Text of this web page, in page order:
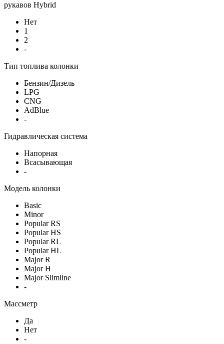
рукавов Hybrid
Нет
1
2
-
Тип топлива колонки
Бензин/Дизель
LPG
CNG
AdBlue
-
Гидравлическая система
Напорная
Всасывающая
-
Модель колонки
Basic
Minor
Popular RS
Popular HS
Popular RL
Popular HL
Major R
Major H
Major Slimline
-
Массметр
Да
Нет
-